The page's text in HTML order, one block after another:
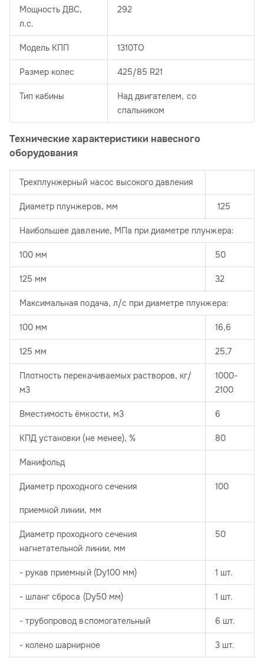
Мощность ДВС,
л.с.
292
Модель КПП 1310TO
Размер колес 425/85 R21
Тип кабины
Над двигателем, со
спальником
Технические характеристики навесного
оборудования
Трехплунжерный насос высокого давления
Диаметр плунжеров, мм 125
Наибольшее давление, МПа при диаметре плунжера:
100 мм 50
125 мм 32
Максимальная подача, л/с при диаметре плунжера:
100 мм 16,6
125 мм 25,7
Плотность перекачиваемых растворов, кг/
м3
1000-
2100
Вместимость ёмкости, м3 6
КПД установки (не менее), % 80
Манифольд
Диаметр проходного сечения
приемной линии, мм
100
Диаметр проходного сечения
нагнетательной линии, мм
50
- рукав приемный (Dу100 мм) 1 шт.
- шланг сброса (Dу50 мм) 1 шт.
- трубопровод вспомогательный 6 шт.
- колено шарнирное 3 шт.